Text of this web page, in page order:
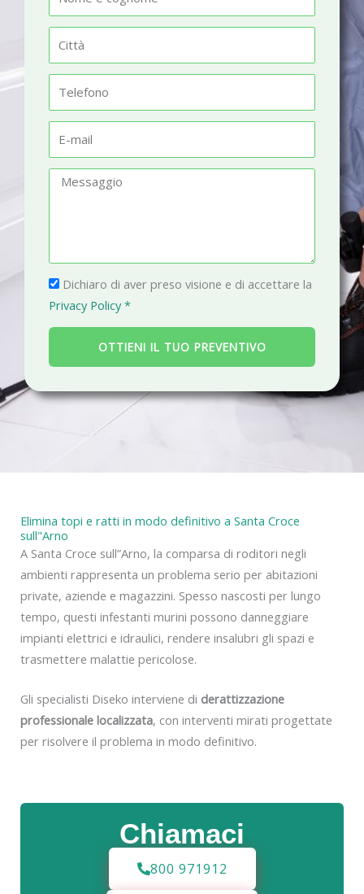
m
t
à
l
fm
a
g
g
i
P
r
i
a
c
Dichiaro di aver preso visione e di accettare la
Privacy Policy *
OTTIENI IL TUO PREVENTIVO
Chiamaci
800 971912
Elimina topi e ratti in modo definitivo a Santa Croce
sull"Arno
A Santa Croce sull”Arno, la comparsa di roditori negli
ambienti rappresenta un problema serio per abitazioni
private, aziende e magazzini. Spesso nascosti per lungo
tempo, questi infestanti murini possono danneggiare
impianti elettrici e idraulici, rendere insalubri gli spazi e
trasmettere malattie pericolose.
Gli specialisti Diseko interviene di derattizzazione
professionale localizzata, con interventi mirati progettate
per risolvere il problema in modo definitivo.